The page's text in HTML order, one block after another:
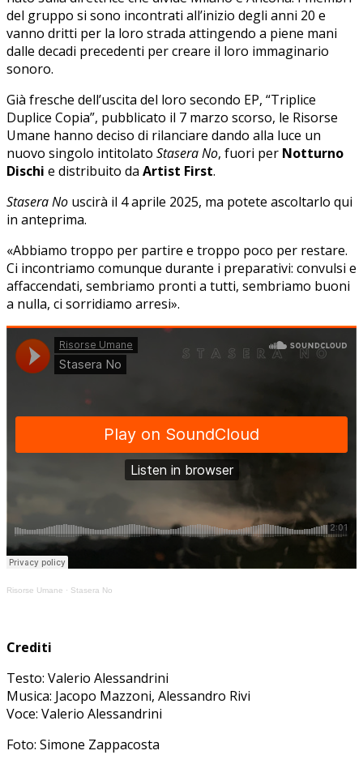
del gruppo si sono incontrati all’inizio degli anni 20 e
vanno dritti per la loro strada attingendo a piene mani
dalle decadi precedenti per creare il loro immaginario
sonoro.
Già fresche dell’uscita del loro secondo EP, “Triplice
Duplice Copia”, pubblicato il 7 marzo scorso, le Risorse
Umane hanno deciso di rilanciare dando alla luce un
nuovo singolo intitolato Stasera No, fuori per Notturno
Dischi e distribuito da Artist First.
Stasera No uscirà il 4 aprile 2025, ma potete ascoltarlo qui
in anteprima.
«Abbiamo troppo per partire e troppo poco per restare.
Ci incontriamo comunque durante i preparativi: convulsi e
affaccendati, sembriamo pronti a tutti, sembriamo buoni
a nulla, ci sorridiamo arresi».
Risorse Umane · Stasera No
Crediti
Testo: Valerio Alessandrini
Musica: Jacopo Mazzoni, Alessandro Rivi
Voce: Valerio Alessandrini
Foto: Simone Zappacosta